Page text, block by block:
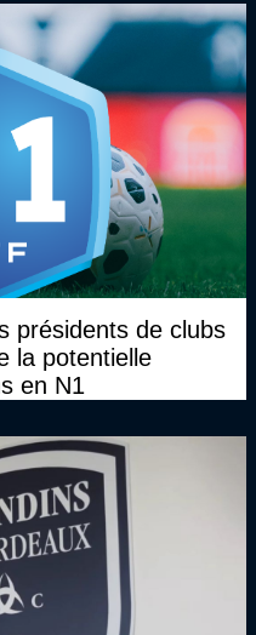
présidents de clubs
la potentielle
en N1